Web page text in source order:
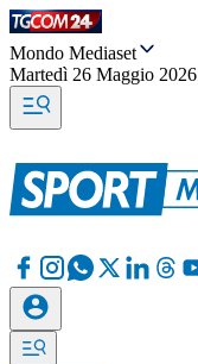
Mondo Mediaset
Martedì 26 Maggio 2026